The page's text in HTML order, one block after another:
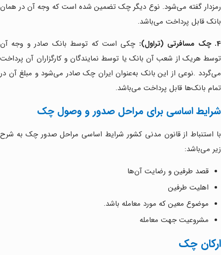
رمزدار گفته می‌شود. نوع دیگر چک تضمین شده است که وجه آن در همان
بانک قابل پرداخت می‌باشد.
4. چک مسافرتی (تراول):
چکی است که توسط بانک صادر و وجه آن
توسط هریک از شعب آن بانک یا توسط نمایندگان و کارگزاران آن پرداخت
می‌گردد .نوعی از این بانک به‌عنوان ایران چک صادر می‌شود و مبلغ آن در
تمام بانک‌ها قابل پرداخت می‌باشد.
شرایط اساسی برای مراحل صدور و وصول چک
با استنباط از قانون مدنی کشور شرایط اساسی مراحل صدور چک به شرح
زیر می‌باشد:
قصد طرفین و رضایت آن‌ها
اهلیت طرفین
موضوع معین که مورد معامله باشد.
مشروعیت جهت معامله
ارکان چک